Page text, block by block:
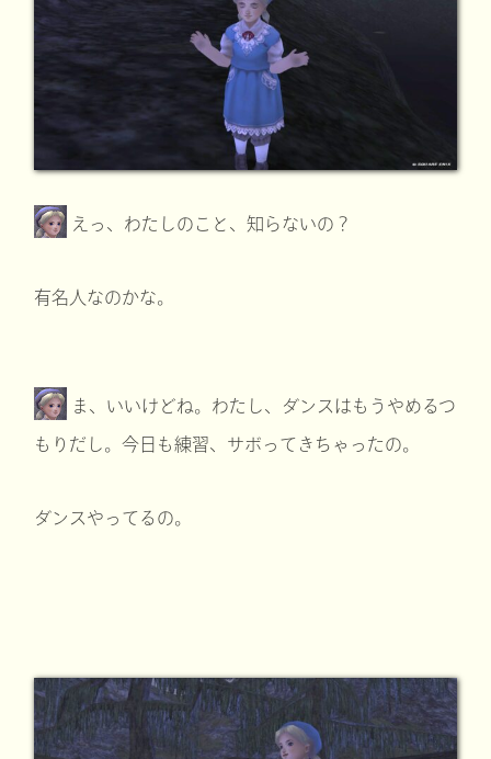
えっ、わたしのこと、知らないの？
有名人なのかな。
ま、いいけどね。わたし、ダンスはもうやめるつ
もりだし。今日も練習、サボってきちゃったの。
ダンスやってるの。